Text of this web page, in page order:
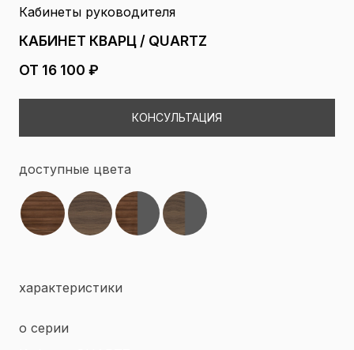
Кабинеты руководителя
КАБИНЕТ КВАРЦ / QUARTZ
ОТ 16 100 ₽
КОНСУЛЬТАЦИЯ
доступные цвета
характеристики
о серии